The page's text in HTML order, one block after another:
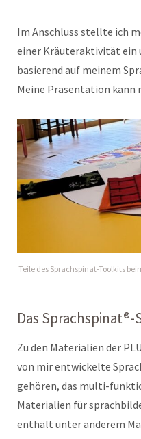
Im Anschluss stellte ich
einer Kräuteraktivität ein
basierend auf meinem
Meine Präsentation kann
Teile des Sprachspinat-Toolkits
Das
Zu den Materialien der
von mir entwickelte
gehören, das multi-
Materialien für
enthält unter anderem